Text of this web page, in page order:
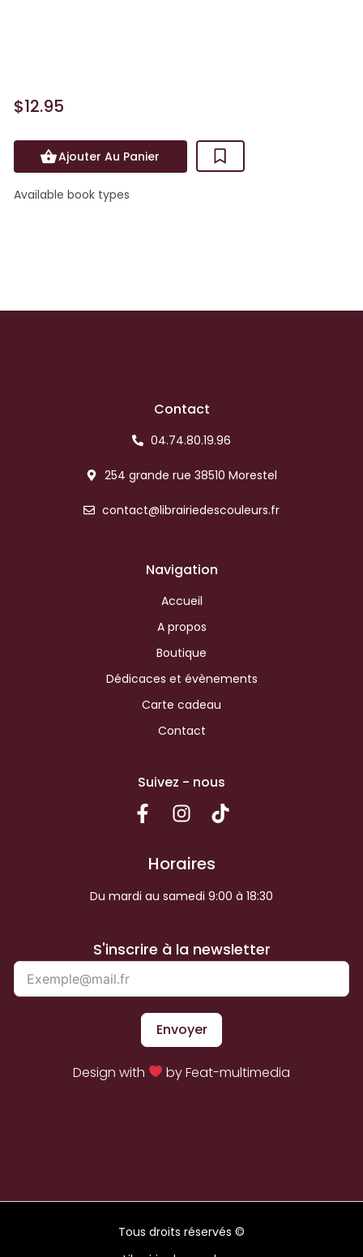
$12.95
Ajouter Au Panier
Available book types
Contact
04.74.80.19.96
254 grande rue 38510 Morestel
contact@librairiedescouleurs.fr
Navigation
Accueil
A propos
Boutique
Dédicaces et évènements
Carte cadeau
Contact
Suivez - nous
Horaires
Du mardi au samedi 9:00 à 18:30
S'inscrire à la newsletter
Envoyer
Design with by Feat-multimedia
Tous droits réservés ©